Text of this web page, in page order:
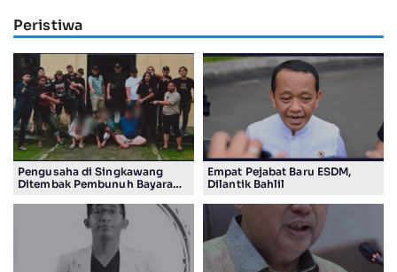
Peristiwa
Pengusaha di Singkawang
Ditembak Pembunuh Bayaran
Empat Pejabat Baru ESDM,
Dilantik Bahlil